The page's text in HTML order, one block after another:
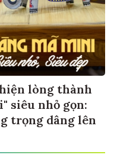
lòng thành
siêu nhỏ gọn:
trọng dâng lên